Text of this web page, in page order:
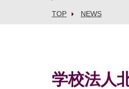
TOP NEWS
学校法人